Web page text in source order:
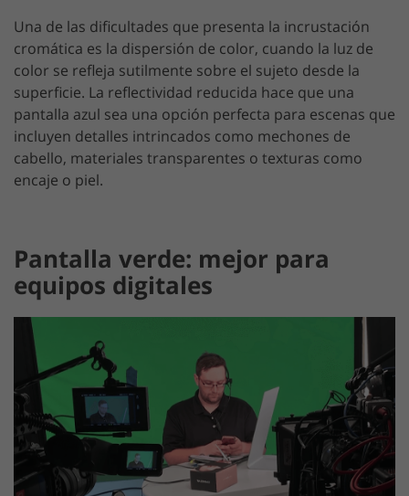
Una de las dificultades que presenta la incrustación
cromática es la dispersión de color, cuando la luz de
color se refleja sutilmente sobre el sujeto desde la
superficie. La reflectividad reducida hace que una
pantalla azul sea una opción perfecta para escenas que
incluyen detalles intrincados como mechones de
cabello, materiales transparentes o texturas como
encaje o piel.
Pantalla verde: mejor para
equipos digitales